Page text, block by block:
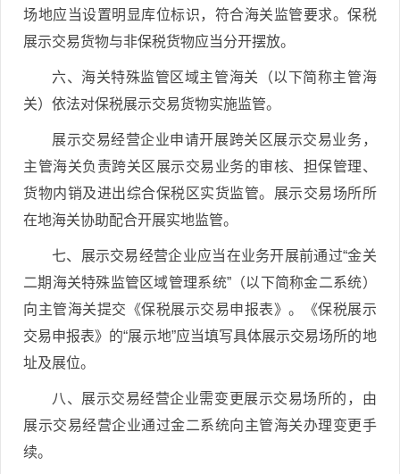
场地应当设置明显库位标识，符合海关监管要求。保税
展示交易货物与非保税货物应当分开摆放。
六、海关特殊监管区域主管海关（以下简称主管海
关）依法对保税展示交易货物实施监管。
展示交易经营企业申请开展跨关区展示交易业务，
主管海关负责跨关区展示交易业务的审核、担保管理、
货物内销及进出综合保税区实货监管。展示交易场所所
在地海关协助配合开展实地监管。
七、展示交易经营企业应当在业务开展前通过“金关
二期海关特殊监管区域管理系统”（以下简称金二系统）
向主管海关提交《保税展示交易申报表》。《保税展示
交易申报表》的“展示地”应当填写具体展示交易场所的地
址及展位。
八、展示交易经营企业需变更展示交易场所的，由
展示交易经营企业通过金二系统向主管海关办理变更手
续。